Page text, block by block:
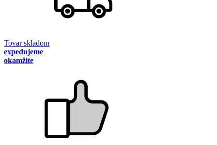
Tovar skladom
expedujeme
okamžite